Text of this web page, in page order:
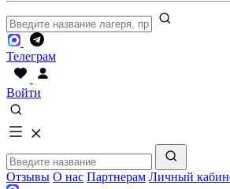
Телеграм
Войти
Отзывы О нас Партнерам Личный